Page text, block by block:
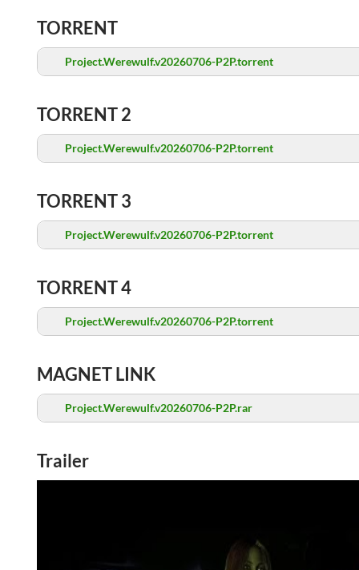
TORRENT
Project.Werewulf.v20260706-P2P.torrent
TORRENT 2
Project.Werewulf.v20260706-P2P.torrent
TORRENT 3
Project.Werewulf.v20260706-P2P.torrent
TORRENT 4
Project.Werewulf.v20260706-P2P.torrent
MAGNET LINK
Project.Werewulf.v20260706-P2P.rar
Trailer